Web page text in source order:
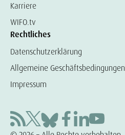
Karriere
WIFO.tv
Rechtliches
Datenschutzerklärung
Allgemeine Geschäftsbedingungen
Impressum